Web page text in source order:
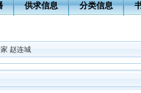
供求信息 分类信息
赵连城